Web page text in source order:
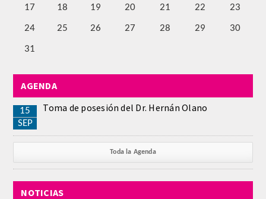
Notas de prensa
CONTACTO
17 18 19 20 21 22 23
24 25 26 27 28 29 30
31
AGENDA
15
SEP
Toma de posesión del Dr. Hernán Olano
Toda la Agenda
NOTICIAS